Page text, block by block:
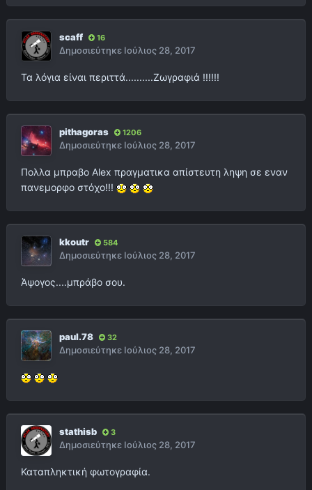
scaff 16
Δημοσιεύτηκε Ιούλιος 28, 2017
Τα λόγια είναι περιττά..........Ζωγραφιά !!!!!!
pithagoras 1206
Δημοσιεύτηκε Ιούλιος 28, 2017
Πολλα μπραβο Alex πραγματικα απίστευτη ληψη σε εναν
πανεμορφο στόχο!!!
kkoutr 584
Δημοσιεύτηκε Ιούλιος 28, 2017
Άψογος....μπράβο σου.
paul.78 32
Δημοσιεύτηκε Ιούλιος 28, 2017
stathisb 3
Δημοσιεύτηκε Ιούλιος 28, 2017
Καταπληκτική φωτογραφία.